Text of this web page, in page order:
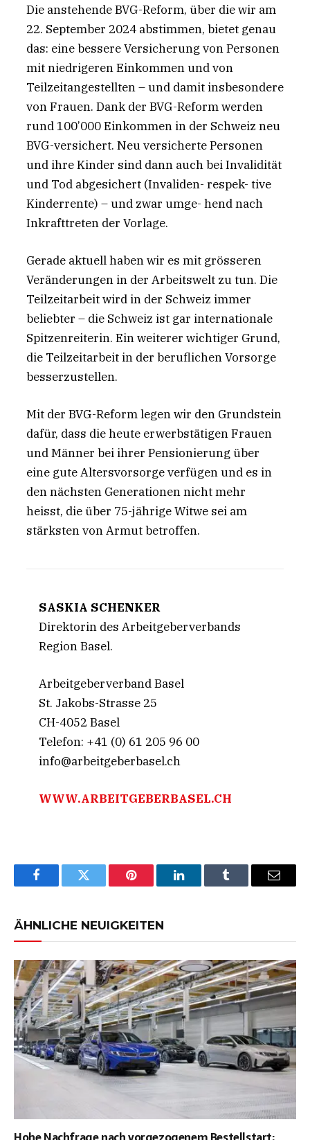
Die anstehende BVG-Reform, über die wir am
22. September 2024 abstimmen, bietet genau
das: eine bessere Versicherung von Personen
mit niedrigeren Einkommen und von
Teilzeitangestellten – und damit insbesondere
von Frauen. Dank der BVG-Reform werden
rund 100’000 Einkommen in der Schweiz neu
BVG-versichert. Neu versicherte Personen
und ihre Kinder sind dann auch bei Invalidität
und Tod abgesichert (Invaliden- respek- tive
Kinderrente) – und zwar umge- hend nach
Inkrafttreten der Vorlage.
Gerade aktuell haben wir es mit grösseren
Veränderungen in der Arbeitswelt zu tun. Die
Teilzeitarbeit wird in der Schweiz immer
beliebter – die Schweiz ist gar internationale
Spitzenreiterin. Ein weiterer wichtiger Grund,
die Teilzeitarbeit in der beruflichen Vorsorge
besserzustellen.
Mit der BVG-Reform legen wir den Grundstein
dafür, dass die heute erwerbstätigen Frauen
und Männer bei ihrer Pensionierung über
eine gute Altersvorsorge verfügen und es in
den nächsten Generationen nicht mehr
heisst, die über 75-jährige Witwe sei am
stärksten von Armut betroffen.
SASKIA SCHENKER
Direktorin des Arbeitgeberverbands
Region Basel.
Arbeitgeberverband Basel
St. Jakobs-Strasse 25
CH-4052 Basel
Telefon: +41 (0) 61 205 96 00
info@arbeitgeberbasel.ch
WWW.ARBEITGEBERBASEL.CH
FacebookTwitter Pinterest LinkedInTumblr Email
ÄHNLICHE NEUIGKEITEN